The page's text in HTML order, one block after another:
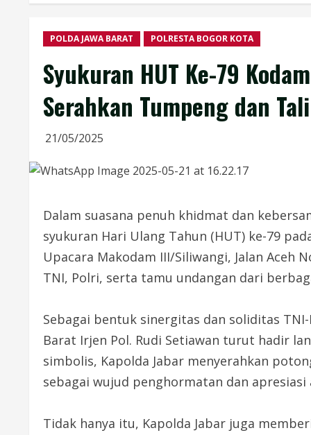
POLDA JAWA BARAT POLRESTA BOGOR KOTA
Syukuran HUT Ke-79
Serahkan Tumpeng dan
21/05/2025
Dalam suasana penuh khidmat dan
syukuran Hari Ulang Tahun (HUT) ke-79
Upacara Makodam III/Siliwangi, Jalan Aceh
TNI, Polri, serta tamu undangan dari
Sebagai bentuk sinergitas dan soliditas
Barat Irjen Pol. Rudi Setiawan turut hadir
simbolis, Kapolda Jabar menyerahkan
sebagai wujud penghormatan dan
Tidak hanya itu, Kapolda Jabar juga